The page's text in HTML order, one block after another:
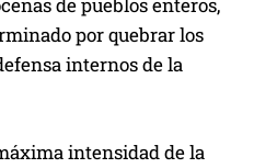
de pueblos enteros,
por quebrar los
internos de la
intensidad de la